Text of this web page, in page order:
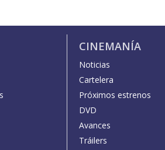
CINEMANÍA
Noticias
Cartelera
Próximos estrenos
DVD
Avances
Tráilers